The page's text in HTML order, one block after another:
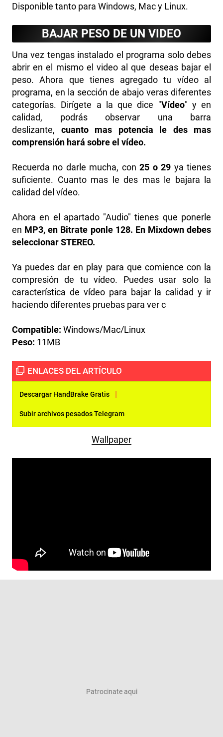
Disponible tanto para Windows, Mac y Linux.
BAJAR PESO DE UN VIDEO
Una vez tengas instalado el programa solo debes
abrir en el mismo el video al que deseas bajar el
peso. Ahora que tienes agregado tu vídeo al
programa, en la sección de abajo veras diferentes
categorías. Dirígete a la que dice "Vídeo" y en
calidad, podrás observar una barra
deslizante, cuanto mas potencia le des mas
comprensión hará sobre el vídeo.
Recuerda no darle mucha, con 25 o 29 ya tienes
suficiente. Cuanto mas le des mas le bajara la
calidad del vídeo.
Ahora en el apartado "Audio" tienes que ponerle
en MP3, en Bitrate ponle 128. En Mixdown debes
seleccionar STEREO.
Ya puedes dar en play para que comience con la
compresión de tu vídeo. Puedes usar solo la
característica de vídeo para bajar la calidad y ir
haciendo diferentes pruebas para ver c
Compatible: Windows/Mac/Linux
Peso: 11MB
Descargar HandBrake Gratis |
Subir archivos pesados Telegram
Wallpaper